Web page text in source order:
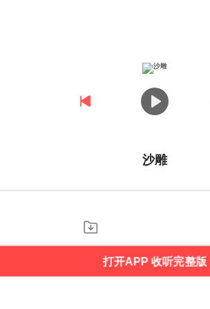
沙雕
打开APP 收听完整版